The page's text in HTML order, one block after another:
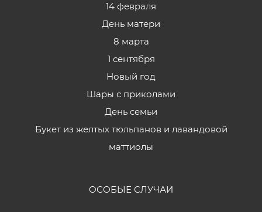
14 февраля
День матери
8 марта
1 сентября
Новый год
Шары с приколами
День семьи
Букет из желтых тюльпанов и лавандовой
маттиолы
ОСОБЫЕ СЛУЧАИ